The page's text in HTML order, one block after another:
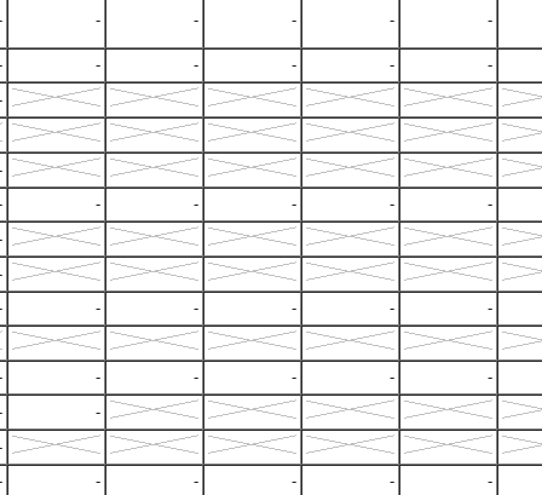
- - - -
-
- - - -
-
- - - -
-
- - - -
-
- - - -
-
-
- - - -
-